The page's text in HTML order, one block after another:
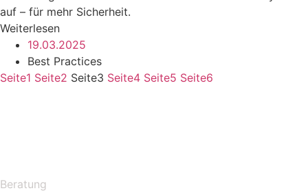
auf – für mehr Sicherheit.
Weiterlesen
19.03.2025
Best Practices
Seite1 Seite2 Seite3 Seite4 Seite5 Seite6
Beratung